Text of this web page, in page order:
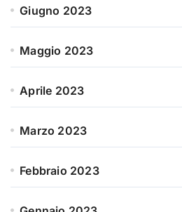
Giugno 2023
Maggio 2023
Aprile 2023
Marzo 2023
Febbraio 2023